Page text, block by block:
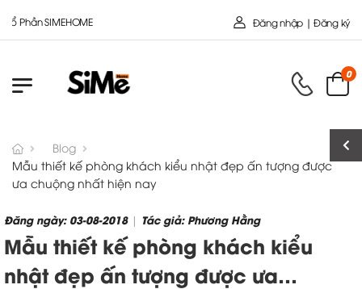
Đăng nhập | Đăng ký
0
Blog
Mẫu thiết kế phòng khách kiểu nhật đẹp ấn tượng được
ưa chuộng nhất hiện nay
Đăng ngày: 03-08-2018| Tác giả: Phương Hằng
Mẫu thiết kế phòng khách kiểu
nhật đẹp ấn tượng được ưa